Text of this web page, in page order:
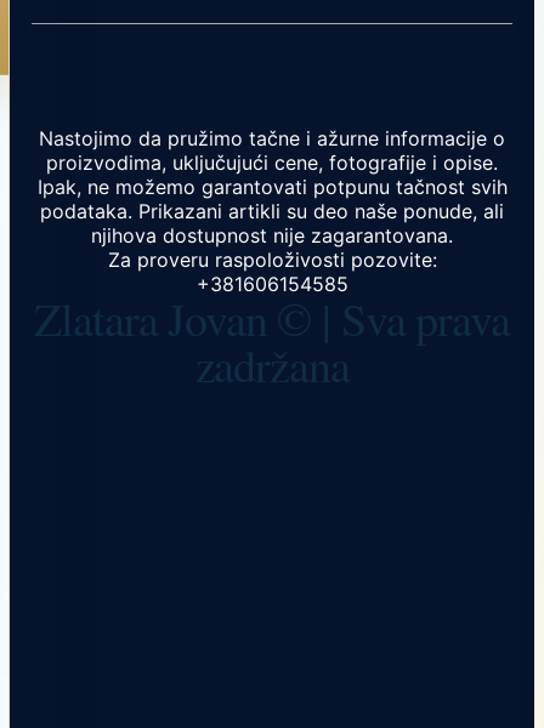
Nastojimo da pružimo tačne i ažurne informacije o
proizvodima, uključujući cene, fotografije i opise.
Ipak, ne možemo garantovati potpunu tačnost svih
podataka. Prikazani artikli su deo naše ponude, ali
njihova dostupnost nije zagarantovana.
Za proveru raspoloživosti pozovite:
+381606154585
Zlatara Jovan © | Sva prava
zadržana